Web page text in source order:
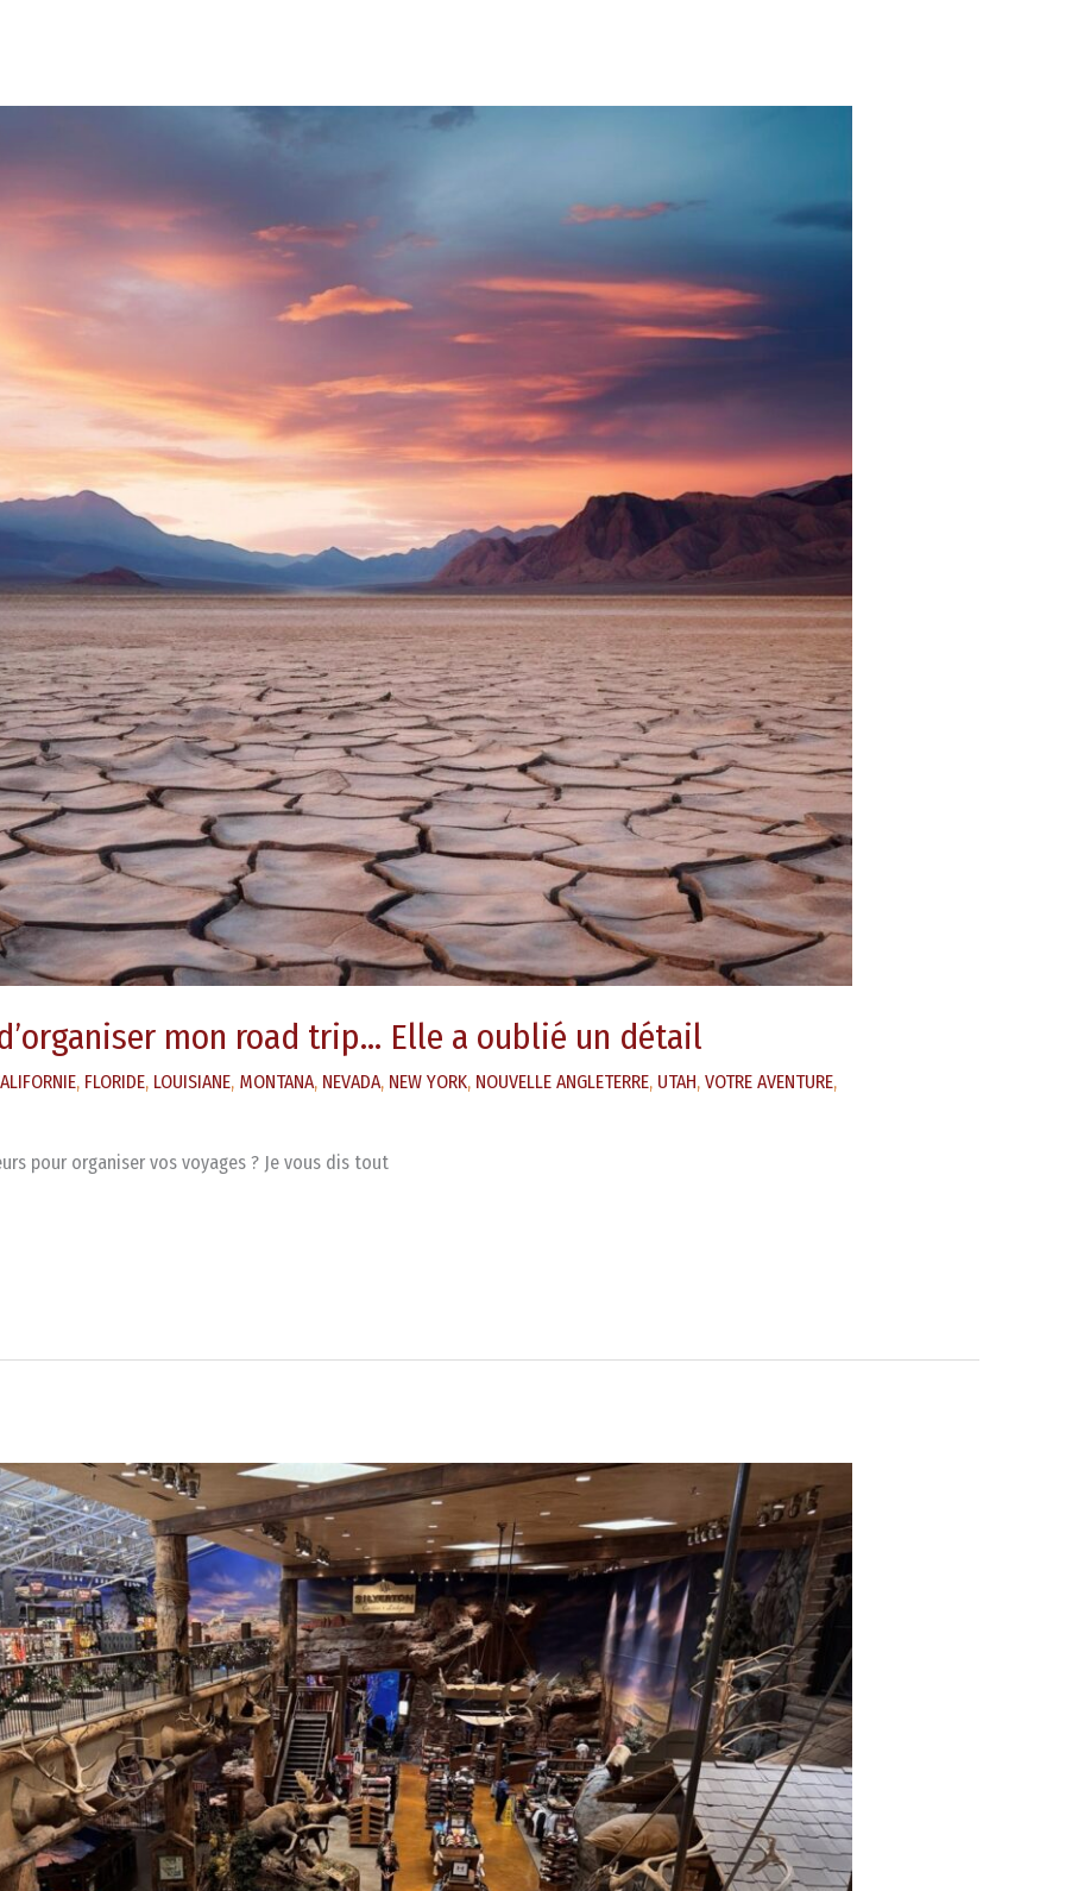
mon road trip… Elle a oublié un détail
, FLORIDE, LOUISIANE, MONTANA, NEVADA, NEW YORK, NOUVELLE ANGLETERRE, UTAH, VOTRE AVENTURE,
pour organiser vos voyages ? Je vous dis tout